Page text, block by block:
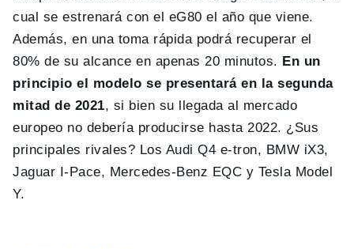
cual se estrenará con el eG80 el año que viene.
Además, en una toma rápida podrá recuperar el
80% de su alcance en apenas 20 minutos. En un
principio el modelo se presentará en la segunda
mitad de 2021, si bien su llegada al mercado
europeo no debería producirse hasta 2022. ¿Sus
principales rivales? Los Audi Q4 e-tron, BMW iX3,
Jaguar I-Pace, Mercedes-Benz EQC y Tesla Model
Y.